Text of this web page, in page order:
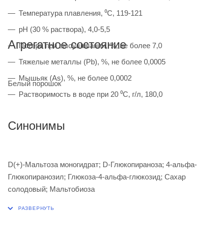
Температура плавления, ⁰С, 119-121
рН (30 % раствора), 4,0-5,5
Потери при высушивании, %, не более 7,0
Тяжелые металлы (Pb), %, не более 0,0005
Мышьяк (As), %, не более 0,0002
Растворимость в воде при 20 ⁰С, г/л, 180,0
Агрегатное состояние
Белый порошок
Синонимы
D(+)-Мальтоза моногидрат; D-Глюкопираноза; 4-альфа-
Глюкопиранозил; Глюкоза-4-альфа-глюкозид; Сахар
солодовый; Мальтобиоза